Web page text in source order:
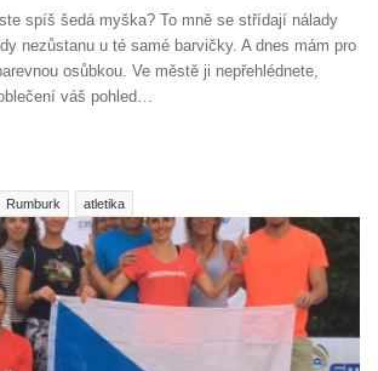
spíš šedá myška? To mně se střídají nálady
nezůstanu u té samé barvičky. A dnes mám pro
osůbkou. Ve městě ji nepřehlédnete,
váš pohled…
Rumburk atletika